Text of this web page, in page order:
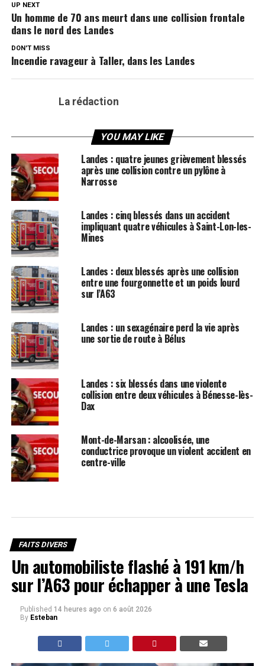
UP NEXT
Un homme de 70 ans meurt dans une collision frontale
dans le nord des Landes
DON'T MISS
Incendie ravageur à Taller, dans les Landes
La rédaction
YOU MAY LIKE
Landes : quatre jeunes grièvement blessés
après une collision contre un pylône à
Narrosse
Landes : cinq blessés dans un accident
impliquant quatre véhicules à Saint-Lon-les-
Mines
Landes : deux blessés après une collision
entre une fourgonnette et un poids lourd
sur l’A63
Landes : un sexagénaire perd la vie après
une sortie de route à Bélus
Landes : six blessés dans une violente
collision entre deux véhicules à Bénesse-lès-
Dax
Mont-de-Marsan : alcoolisée, une
conductrice provoque un violent accident en
centre-ville
FAITS DIVERS
Un automobiliste flashé à 191 km/h
sur l’A63 pour échapper à une Tesla
Published 14 heures ago on 6 août 2026
By Esteban